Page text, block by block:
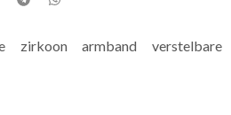
zirkoon armband verstelbare